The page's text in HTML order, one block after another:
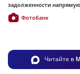
задолженности
Фотобанк
Читайте в